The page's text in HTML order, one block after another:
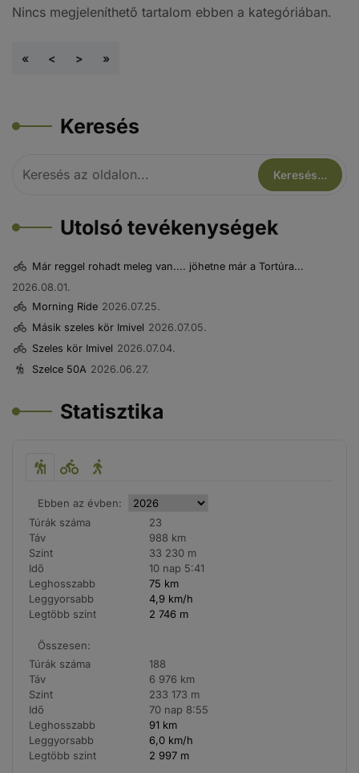
Nincs megjeleníthető tartalom ebben a kategóriában.
« < > »
Keresés
Utolsó tevékenységek
Már reggel rohadt meleg van.... jöhetne már a Tortúra...
2026.08.01.
Morning Ride 2026.07.25.
Másik szeles kör Imivel 2026.07.05.
Szeles kör Imivel 2026.07.04.
Szelce 50A 2026.06.27.
Statisztika
Ebben az évben:
Túrák száma
23
Táv
988 km
Szint
33 230 m
Idő
10 nap 5:41
Leghosszabb
75 km
Leggyorsabb
4,9 km/h
Legtöbb szint
2 746 m
Összesen:
Túrák száma
188
Táv
6 976 km
Szint
233 173 m
Idő
70 nap 8:55
Leghosszabb
91 km
Leggyorsabb
6,0 km/h
Legtöbb szint
2 997 m